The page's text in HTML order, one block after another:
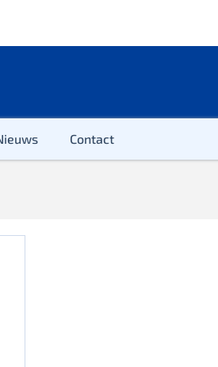
Nieuws Contact